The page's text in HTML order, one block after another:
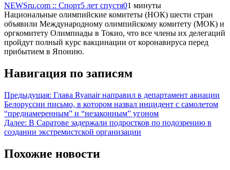
NEWSru.com :: Спорт5 лет спустя01 минуты
Национальные олимпийские комитеты (НОК) шести стран
объявили Международному олимпийскому комитету (МОК) и
оргкомитету Олимпиады в Токио, что все члены их делегаций
пройдут полный курс вакцинации от коронавируса перед
прибытием в Японию.
Навигация по записям
Предыдущая: Глава Ryanair направил в департамент авиации
Белоруссии письмо, в котором назвал инцидент с самолетом
“преднамеренным” и “незаконным” угоном
Далее: В Саратове задержали подростков по подозрению в
создании экстремистской организации
Похожие новости